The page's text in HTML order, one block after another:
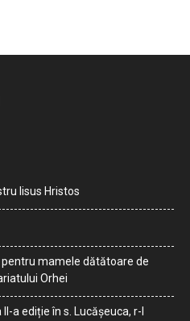
Iisus Hristos
mamele dătătoare de
Orhei
a ediție în s. Lucășeuca, r-l